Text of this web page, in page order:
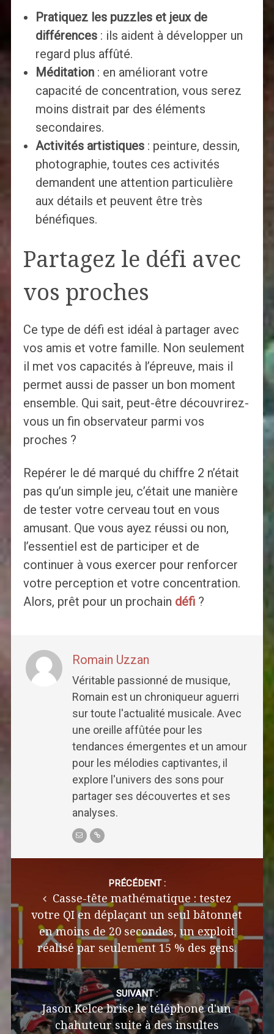
Pratiquez les puzzles et jeux de
différences: ils aident à développer un
regard plus affûté.
Méditation: en améliorant votre
capacité de concentration, vous serez
moins distrait par des éléments
secondaires.
Activités artistiques: peinture, dessin,
photographie, toutes ces activités
demandent une attention particulière
aux détails et peuvent être très
bénéfiques.
Partagez le défi avec
vos proches
Ce type de défi est idéal à partager avec
vos amis et votre famille. Non seulement
il met vos capacités à l’épreuve, mais il
permet aussi de passer un bon moment
ensemble. Qui sait, peut-être découvrirez-
vous un fin observateur parmi vos
proches ?
Repérer le dé marqué du chiffre 2 n’était
pas qu’un simple jeu, c’était une manière
de tester votre cerveau tout en vous
amusant. Que vous ayez réussi ou non,
l’essentiel est de participer et de
continuer à vous exercer pour renforcer
votre perception et votre concentration.
Alors, prêt pour un prochain défi?
Romain Uzzan
Véritable passionné de musique,
Romain est un chroniqueur aguerri
sur toute l'actualité musicale. Avec
une oreille affûtée pour les
tendances émergentes et un amour
pour les mélodies captivantes, il
explore l'univers des sons pour
partager ses découvertes et ses
analyses.
PRÉCÉDENT :
Casse-tête mathématique : testez
votre QI en déplaçant un seul bâtonnet
en moins de 20 secondes, un exploit
réalisé par seulement 15 % des gens.
SUIVANT :
Jason Kelce brise le téléphone d'un
chahuteur suite à des insultes